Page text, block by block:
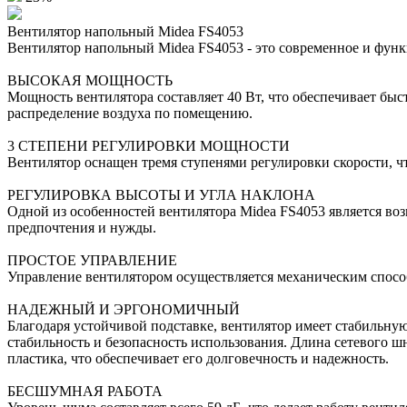
Вентилятор напольный Midea FS4053
Вентилятор напольный Midea FS4053 - это современное и
ВЫСОКАЯ МОЩНОСТЬ
Мощность вентилятора составляет 40 Вт, что обеспечивает
распределение воздуха по помещению.
3 СТЕПЕНИ РЕГУЛИРОВКИ МОЩНОСТИ
Вентилятор оснащен тремя ступенями регулировки скорости,
РЕГУЛИРОВКА ВЫСОТЫ И УГЛА НАКЛОНА
Одной из особенностей вентилятора Midea FS4053 является
предпочтения и нужды.
ПРОСТОЕ УПРАВЛЕНИЕ
Управление вентилятором осуществляется механическим
НАДЕЖНЫЙ И ЭРГОНОМИЧНЫЙ
Благодаря устойчивой подставке, вентилятор имеет
стабильность и безопасность использования. Длина сетевого
пластика, что обеспечивает его долговечность и надежность.
БЕСШУМНАЯ РАБОТА